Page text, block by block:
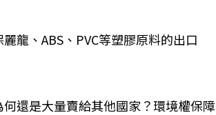
龍、ABS、PVC等塑膠原料的出口
還是大量賣給其他國家？環境權保障